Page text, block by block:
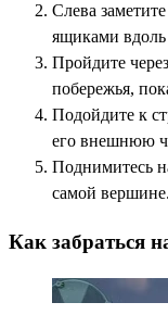
Слева
ящиками вдоль
Пройдите
побережья,
Подойдите к
его внешнюю
Поднимитесь
самой вершине.
Как забраться